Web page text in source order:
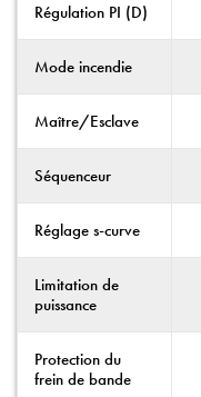
Régulation PI (D)
Mode incendie
Maître/Esclave
Séquenceur
Réglage s-curve
Limitation de
puissance
Protection du
frein de bande